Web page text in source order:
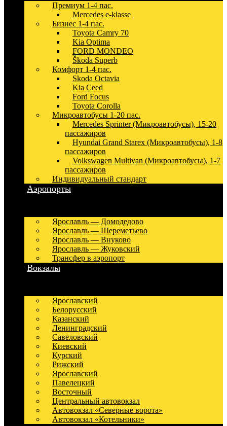
Премиум 1-4 пас.
Mercedes e-klasse
Бизнес 1-4 пас.
Toyota Camry 70
Kia Optima
FORD MONDEO
Škoda Superb
Комфорт 1-4 пас.
Skoda Octavia
Kia Ceed
Ford Focus
Toyota Corolla
Микроавтобусы 1-20 пас.
Mercedes Sprinter (Микроавтобусы), 15-20
пассажиров
Hyundai Grand Starex (Микроавтобусы), 1-8
пассажиров
Volkswagen Multivan (Микроавтобусы), 1-7
пассажиров
Индивидуальный стандарт
Аэропорты
Ярославль — Домодедово
Ярославль — Шереметьево
Ярославль — Внуково
Ярославль — Жуковский
Трансфер в аэропорт
Вокзалы
Ярославский
Белорусский
Казанский
Ленинградский
Савеловский
Киевский
Курский
Рижский
Ярославский
Павелецкий
Восточный
Центральный автовокзал
Автовокзал «Северные ворота»
Автовокзал «Котельники»